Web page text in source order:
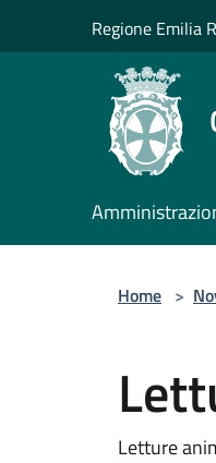
Regione Emilia
Home >
Letture